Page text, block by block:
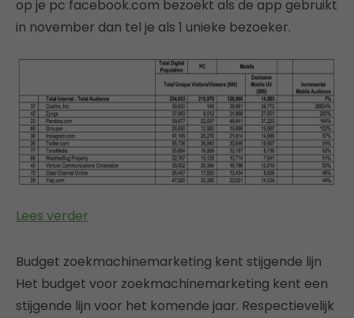
op je pc facebook.com bezoekt als de app gebruikt
in november dan tel je als 1 unieke bezoeker.
Lees verder
Budget zoekmachinemarketing kent stijgende lijn
Het budget voor zoekmachinemarketing kent een
stijgende lijn voor het komende jaar. Respectievelijk